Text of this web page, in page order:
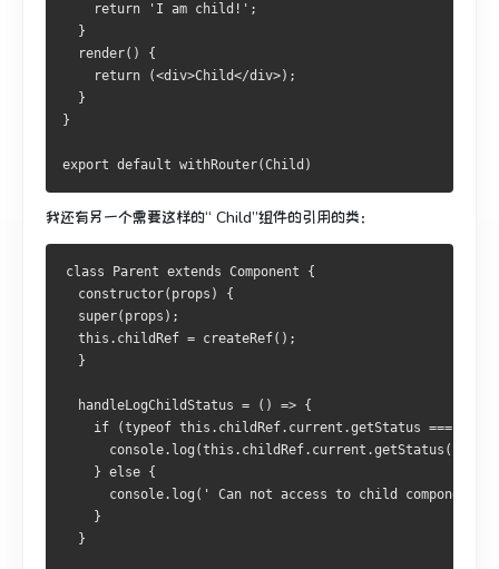
    return 'I am child!';
  }
  render() {
    return (<div>Child</div>);
  }
}
export default withRouter(Child)
我还有另一个需要这样的“ Child”组件的引用的类：
class Parent extends Component {
  constructor(props) {
  super(props);
  this.childRef = createRef();
  }
  handleLogChildStatus = () => {
if (typeof this.childRef.current.getStatus ===
      console.log(this.childRef.current.getStatus());
    } else {
console.log(' Can not access to child component
    }
  }